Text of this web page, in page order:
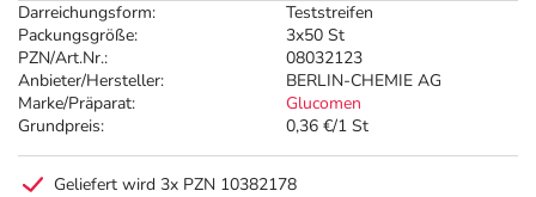
Darreichungsform:
Teststreifen
Packungsgröße:
3x50 St
PZN/Art.Nr.:
08032123
Anbieter/Hersteller:
BERLIN-CHEMIE AG
Marke/Präparat:
Glucomen
Grundpreis:
0,36 €/1 St
Geliefert wird 3x PZN 10382178